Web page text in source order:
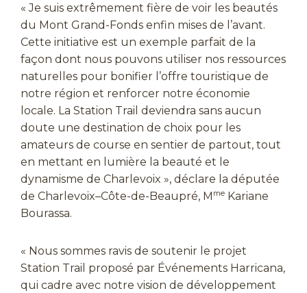
« Je suis extrêmement fière de voir les beautés
du Mont Grand-Fonds enfin mises de l’avant.
Cette initiative est un exemple parfait de la
façon dont nous pouvons utiliser nos ressources
naturelles pour bonifier l’offre touristique de
notre région et renforcer notre économie
locale. La Station Trail deviendra sans aucun
doute une destination de choix pour les
amateurs de course en sentier de partout, tout
en mettant en lumière la beauté et le
dynamisme de Charlevoix », déclare la députée
de Charlevoix–Côte-de-Beaupré, M me Kariane
Bourassa.
« Nous sommes ravis de soutenir le projet
Station Trail proposé par Événements Harricana,
qui cadre avec notre vision de développement